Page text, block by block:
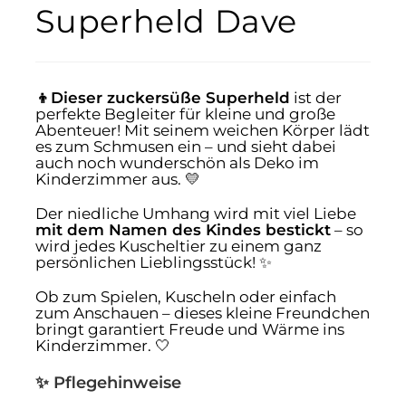
Superheld Dave
👦Dieser zuckersüße Superheld ist der
perfekte Begleiter für kleine und große
Abenteuer! Mit seinem weichen Körper lädt
es zum Schmusen ein – und sieht dabei
auch noch wunderschön als Deko im
Kinderzimmer aus. 💛
Der niedliche Umhang wird mit viel Liebe
mit dem Namen des Kindes bestickt– so
wird jedes Kuscheltier zu einem ganz
persönlichen Lieblingsstück! ✨
Ob zum Spielen, Kuscheln oder einfach
zum Anschauen – dieses kleine Freundchen
bringt garantiert Freude und Wärme ins
Kinderzimmer. 🤍
✨ Pflegehinweise